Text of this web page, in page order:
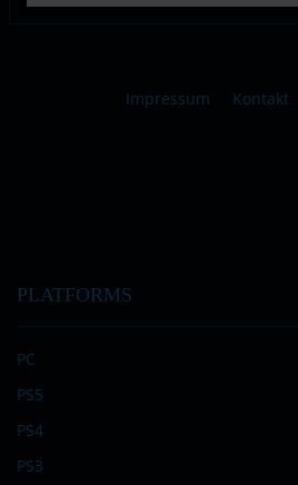
Impressum Kontakt
PLATFORMS
PC
PS5
PS4
PS3